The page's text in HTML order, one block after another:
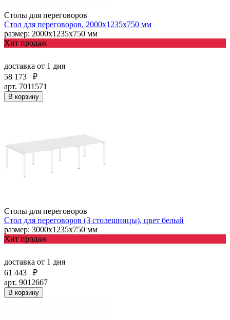
Столы для переговоров
Стол для переговоров, 2000х1235х750 мм
размер: 2000х1235х750 мм
Хит продаж
доставка от 1 дня
58 173
₽
арт. 7011571
В корзину
Столы для переговоров
Стол для переговоров (3 столешницы), цвет белый
размер: 3000х1235х750 мм
Хит продаж
доставка от 1 дня
61 443
₽
арт. 9012667
В корзину